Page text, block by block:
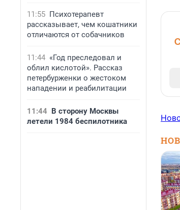
11:55 Психотерапевт
рассказывает, чем кошатники
отличаются от собачников
11:44 «Год преследовал и
облил кислотой». Рассказ
петербурженки о жестоком
нападении и реабилитации
11:44 В сторону Москвы
летели 1984 беспилотника